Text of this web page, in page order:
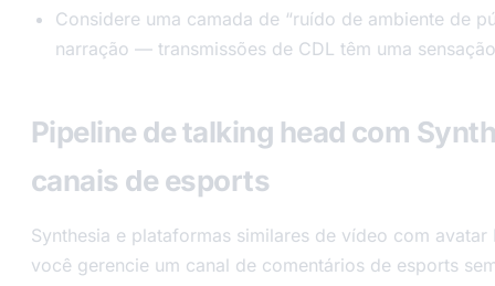
Considere uma camada de “ruído de ambiente de
narração — transmissões de CDL têm uma
Pipeline de talking head com
canais de esports
Synthesia e plataformas similares de vídeo com avatar
você gerencie um canal de comentários de esports